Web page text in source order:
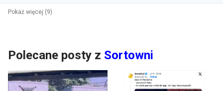
Pokaż więcej (9)
Polecane posty z Sortowni